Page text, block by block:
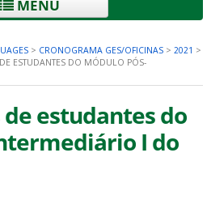
MENU
> CRONOGRAMA GES/OFICINAS > 2021 >
ESTUDANTES DO MÓDULO PÓS-
estudantes do
I do